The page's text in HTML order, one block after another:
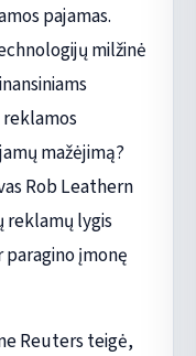
pajamas.
milžinė
mažėjimą?
Rob Leathern
reklamų lygis
įmonę
Reuters teigė,